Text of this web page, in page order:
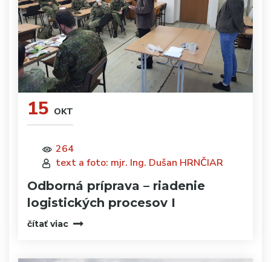
15 OKT
264
text a foto: mjr. Ing. Dušan HRNČIAR
Odborná príprava – riadenie
logistických procesov I
čítať viac